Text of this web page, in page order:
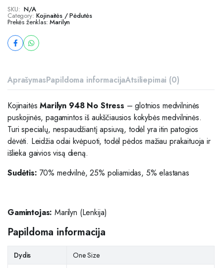
SKU: N/A
Category: Kojinaitės / Pėdutės
Prekės ženklas:Marilyn
AprašymasPapildoma informacijaAtsiliepimai (0)
KojinaitėsMarilyn 948 No Stress – glotnios medvilninės
puskojinės, pagamintos iš aukščiausios kokybės medvilninės.
Turi specialų, nespaudžiantį apsiuvą, todėl yra itin patogios
dėvėti. Leidžia odai kvėpuoti, todėl pėdos mažiau prakaituoja ir
išlieka gaivios visą dieną.
Sudėtis: 70% medvilnė, 25% poliamidas, 5% elastanas
Gamintojas: Marilyn (Lenkija)
Papildoma informacija
Dydis
One Size